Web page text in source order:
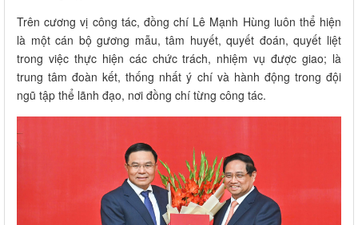
Trên cương vị công tác, đồng chí Lê Mạnh Hùng luôn thể hiện
là một cán bộ gương mẫu, tâm huyết, quyết đoán, quyết liệt
trong việc thực hiện các chức trách, nhiệm vụ được giao; là
trung tâm đoàn kết, thống nhất ý chí và hành động trong đội
ngũ tập thể lãnh đạo, nơi đồng chí từng công tác.